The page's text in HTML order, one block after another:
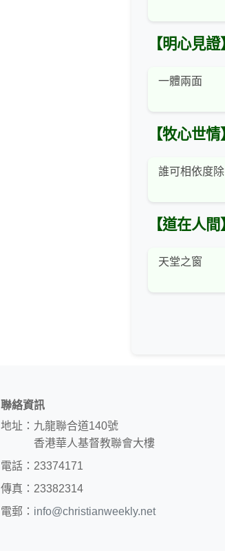
【明心見證
一體兩面
【牧心世情
誰可相依度
【道在人間
天堂之窗
聯絡資訊
地址：九龍聯合道140號
香港華人基督教聯會大樓
電話：23374171
傳真：23382314
電郵： info@christianweekly.net